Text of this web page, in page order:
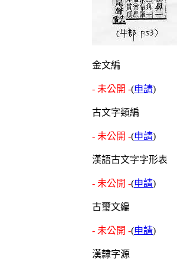
金文編
- 未公開 -(申請)
古文字類編
- 未公開 -(申請)
漢語古文字字形表
- 未公開 -(申請)
古璽文編
- 未公開 -(申請)
漢隸字源